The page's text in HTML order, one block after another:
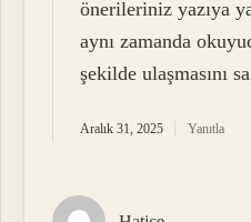
önerileriniz yazıya
aynı zamanda
şekilde ulaşmasını
Aralık 31, 2025 Yanıtla